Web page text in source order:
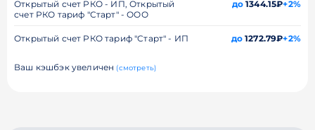
Открытый счет РКО - ИП, Открытый
счет РКО тариф "Старт" - ООО
до1344.15₽+2%
Открытый счет РКО тариф "Старт" - ИП до1272.79₽+2%
Ваш кэшбэк увеличен (смотреть)